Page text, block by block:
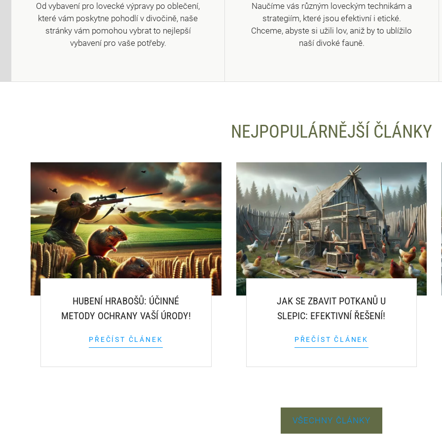
Od vybavení pro lovecké výpravy po oblečení,
které vám poskytne pohodlí v divočině, naše
stránky vám pomohou vybrat to nejlepší
vybavení pro vaše potřeby.
Naučíme vás různým loveckým technikám a
strategiím, které jsou efektivní i etické.
Chceme, abyste si užili lov, aniž by to ublížilo
naší divoké fauně.
NEJPOPULÁRNĚJŠÍ ČLÁNKY
HUBENÍ HRABOŠŮ: ÚČINNÉ
METODY OCHRANY VAŠÍ ÚRODY!
PŘEČÍST ČLÁNEK
JAK SE ZBAVIT POTKANŮ U
SLEPIC: EFEKTIVNÍ ŘEŠENÍ!
PŘEČÍST ČLÁNEK
VŠECHNY ČLÁNKY